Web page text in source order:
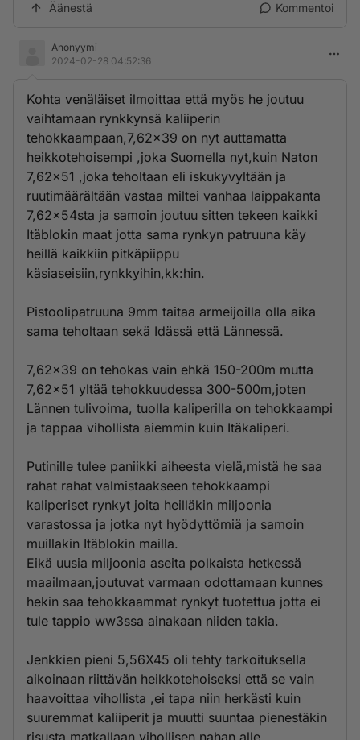
Äänestä Kommentoi
Anonyymi
2024-02-28 04:52:36
Kohta venäläiset ilmoittaa että myös he joutuu
vaihtamaan rynkkynsä kaliiperin
tehokkaampaan,7,62x39 on nyt auttamatta
heikkotehoisempi ,joka Suomella nyt,kuin Naton
7,62x51 ,joka teholtaan eli iskukyvyltään ja
ruutimäärältään vastaa miltei vanhaa laippakanta
7,62x54sta ja samoin joutuu sitten tekeen kaikki
Itäblokin maat jotta sama rynkyn patruuna käy
heillä kaikkiin pitkäpiippu
käsiaseisiin,rynkkyihin,kk:hin.
Pistoolipatruuna 9mm taitaa armeijoilla olla aika
sama teholtaan sekä Idässä että Lännessä.
7,62x39 on tehokas vain ehkä 150-200m mutta
7,62x51 yltää tehokkuudessa 300-500m,joten
Lännen tulivoima, tuolla kaliperilla on tehokkaampi
ja tappaa vihollista aiemmin kuin Itäkaliperi.
Putinille tulee paniikki aiheesta vielä,mistä he saa
rahat rahat valmistaakseen tehokkaampi
kaliperiset rynkyt joita heilläkin miljoonia
varastossa ja jotka nyt hyödyttömiä ja samoin
muillakin Itäblokin mailla.
Eikä uusia miljoonia aseita polkaista hetkessä
maailmaan,joutuvat varmaan odottamaan kunnes
hekin saa tehokkaammat rynkyt tuotettua jotta ei
tule tappio ww3ssa ainakaan niiden takia.
Jenkkien pieni 5,56X45 oli tehty tarkoituksella
aikoinaan riittävän heikkotehoiseksi että se vain
haavoittaa vihollista ,ei tapa niin herkästi kuin
suuremmat kaliiperit ja muutti suuntaa pienestäkin
risusta matkallaan vihollisen nahan alle.